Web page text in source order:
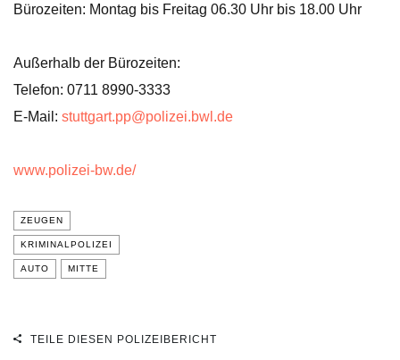
Bürozeiten: Montag bis Freitag 06.30 Uhr bis 18.00 Uhr
Außerhalb der Bürozeiten:
Telefon: 0711 8990-3333
E-Mail: stuttgart.pp@polizei.bwl.de
www.polizei-bw.de/
ZEUGEN
KRIMINALPOLIZEI
AUTO MITTE
TEILE DIESEN POLIZEIBERICHT